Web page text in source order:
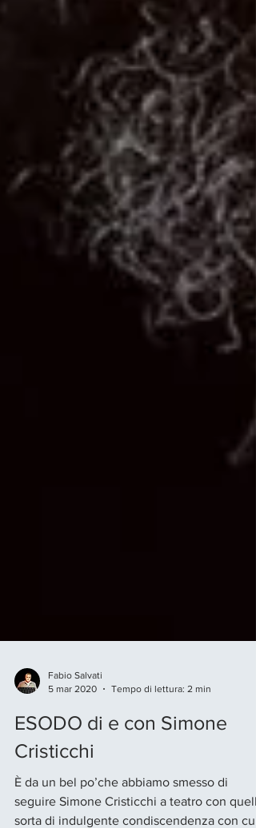
Fabio Salvati
ESODO di e con Simone
Cristicchi
È da un bel po’che abbiamo smesso di
seguire Simone Cristicchi a teatro con